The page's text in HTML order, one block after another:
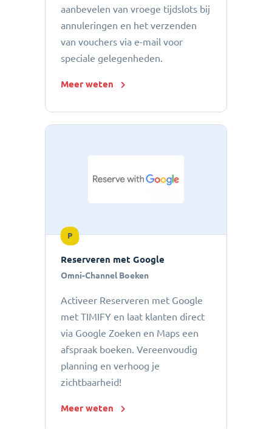
aanbevelen van vroege tijdslots bij
annuleringen en het verzenden
van vouchers via e-mail voor
speciale gelegenheden.
Meer weten
P
Reserveren met Google
Omni-Channel Boeken
Activeer Reserveren met Google
met TIMIFY en laat klanten direct
via Google Zoeken en Maps een
afspraak boeken. Vereenvoudig
planning en verhoog je
zichtbaarheid!
Meer weten